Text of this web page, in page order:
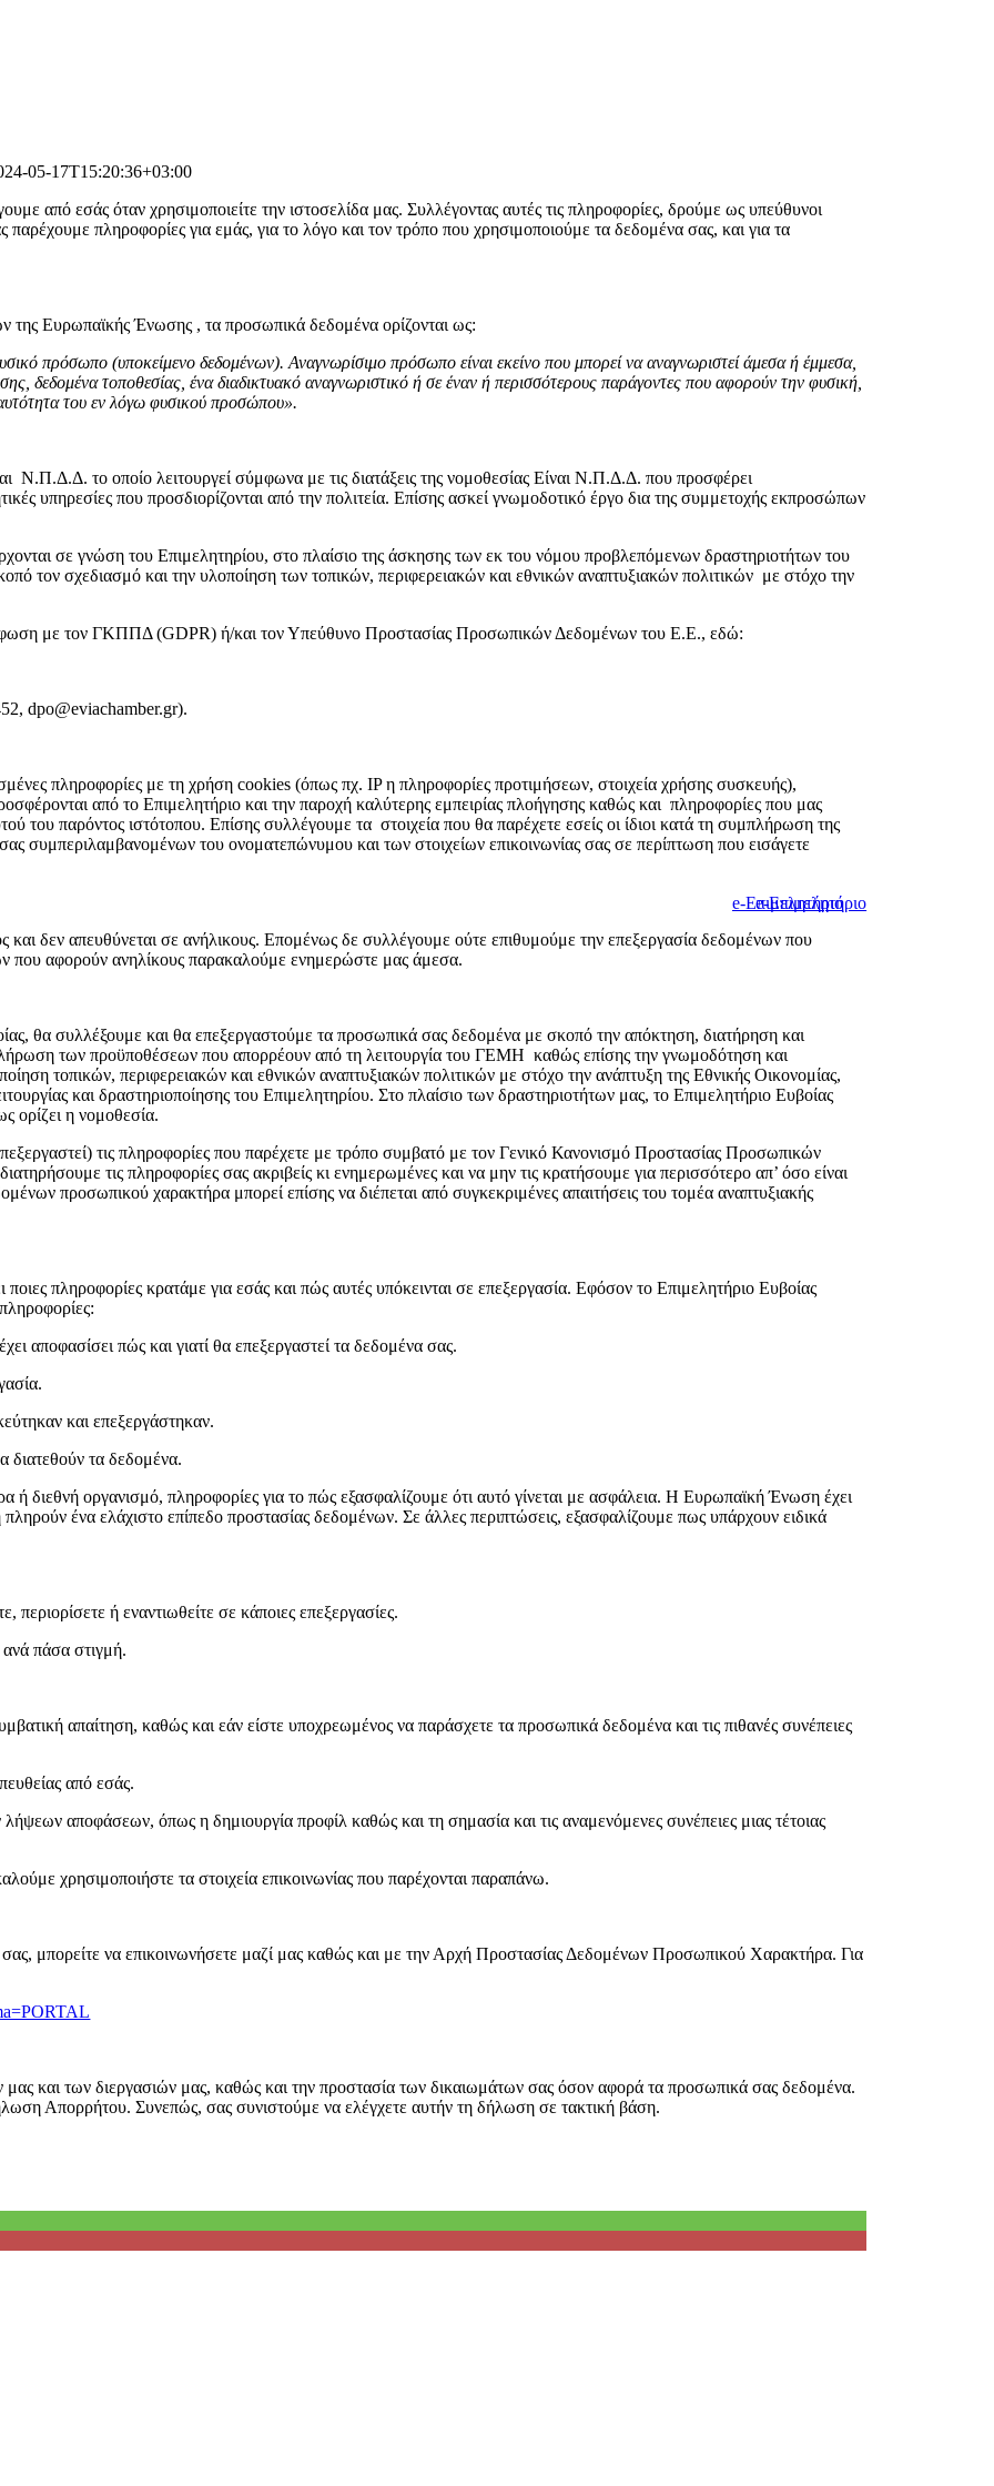
e-Επιμελητήριο
e-Επιμελητήριο
05-17T15:20:36+03:00
από εσάς όταν χρησιμοποιείτε την ιστοσελίδα μας. Συλλέγοντας αυτές τις πληροφορίες, δρούμε ως υπεύθυνοι
πληροφορίες για εμάς, για το λόγο και τον τρόπο που χρησιμοποιούμε τα δεδομένα σας, και για τα
Ευρωπαϊκής Ένωσης , τα προσωπικά δεδομένα ορίζονται ως:
πρόσωπο (υποκείμενο δεδομένων). Αναγνωρίσιμο πρόσωπο είναι εκείνο που μπορεί να αναγνωριστεί άμεσα ή έμμεσα,
δεδομένα τοποθεσίας, ένα διαδικτυακό αναγνωριστικό ή σε έναν ή περισσότερους παράγοντες που αφορούν την φυσική,
του εν λόγω φυσικού προσώπου».
Ν.Π.Δ.Δ. το οποίο λειτουργεί σύμφωνα με τις διατάξεις της νομοθεσίας Είναι Ν.Π.Δ.Δ. που προσφέρει
υπηρεσίες που προσδιορίζονται από την πολιτεία. Επίσης ασκεί γνωμοδοτικό έργο δια της συμμετοχής εκπροσώπων
σε γνώση του Επιμελητηρίου, στο πλαίσιο της άσκησης των εκ του νόμου προβλεπόμενων δραστηριοτήτων του
τον σχεδιασμό και την υλοποίηση των τοπικών, περιφερειακών και εθνικών αναπτυξιακών πολιτικών με στόχο την
με τον ΓΚΠΠΔ (GDPR) ή/και τον Υπεύθυνο Προστασίας Προσωπικών Δεδομένων του Ε.Ε., εδώ:
dpo@eviachamber.gr).
πληροφορίες με τη χρήση cookies (όπως πχ. IP η πληροφορίες προτιμήσεων, στοιχεία χρήσης συσκευής),
από το Επιμελητήριο και την παροχή καλύτερης εμπειρίας πλοήγησης καθώς και πληροφορίες που μας
του παρόντος ιστότοπου. Επίσης συλλέγουμε τα στοιχεία που θα παρέχετε εσείς οι ίδιοι κατά τη συμπλήρωση της
συμπεριλαμβανομένων του ονοματεπώνυμου και των στοιχείων επικοινωνίας σας σε περίπτωση που εισάγετε
και δεν απευθύνεται σε ανήλικους. Επομένως δε συλλέγουμε ούτε επιθυμούμε την επεξεργασία δεδομένων που
που αφορούν ανηλίκους παρακαλούμε ενημερώστε μας άμεσα.
θα συλλέξουμε και θα επεξεργαστούμε τα προσωπικά σας δεδομένα με σκοπό την απόκτηση, διατήρηση και
των προϋποθέσεων που απορρέουν από τη λειτουργία του ΓΕΜΗ καθώς επίσης την γνωμοδότηση και
τοπικών, περιφερειακών και εθνικών αναπτυξιακών πολιτικών με στόχο την ανάπτυξη της Εθνικής Οικονομίας,
και δραστηριοποίησης του Επιμελητηρίου. Στο πλαίσιο των δραστηριοτήτων μας, το Επιμελητήριο Ευβοίας
ορίζει η νομοθεσία.
τις πληροφορίες που παρέχετε με τρόπο συμβατό με τον Γενικό Κανονισμό Προστασίας Προσωπικών
τις πληροφορίες σας ακριβείς κι ενημερωμένες και να μην τις κρατήσουμε για περισσότερο απ’ όσο είναι
προσωπικού χαρακτήρα μπορεί επίσης να διέπεται από συγκεκριμένες απαιτήσεις του τομέα αναπτυξιακής
πληροφορίες κρατάμε για εσάς και πώς αυτές υπόκεινται σε επεξεργασία. Εφόσον το Επιμελητήριο Ευβοίας
αποφασίσει πώς και γιατί θα επεξεργαστεί τα δεδομένα σας.
και επεξεργάστηκαν.
διατεθούν τα δεδομένα.
διεθνή οργανισμό, πληροφορίες για το πώς εξασφαλίζουμε ότι αυτό γίνεται με ασφάλεια. Η Ευρωπαϊκή Ένωση έχει
ένα ελάχιστο επίπεδο προστασίας δεδομένων. Σε άλλες περιπτώσεις, εξασφαλίζουμε πως υπάρχουν ειδικά
ή εναντιωθείτε σε κάποιες επεξεργασίες.
πάσα στιγμή.
απαίτηση, καθώς και εάν είστε υποχρεωμένος να παράσχετε τα προσωπικά δεδομένα και τις πιθανές συνέπειες
από εσάς.
αποφάσεων, όπως η δημιουργία προφίλ καθώς και τη σημασία και τις αναμενόμενες συνέπειες μιας τέτοιας
χρησιμοποιήστε τα στοιχεία επικοινωνίας που παρέχονται παραπάνω.
μπορείτε να επικοινωνήσετε μαζί μας καθώς και με την Αρχή Προστασίας Δεδομένων Προσωπικού Χαρακτήρα. Για
και των διεργασιών μας, καθώς και την προστασία των δικαιωμάτων σας όσον αφορά τα προσωπικά σας δεδομένα.
Απορρήτου. Συνεπώς, σας συνιστούμε να ελέγχετε αυτήν τη δήλωση σε τακτική βάση.